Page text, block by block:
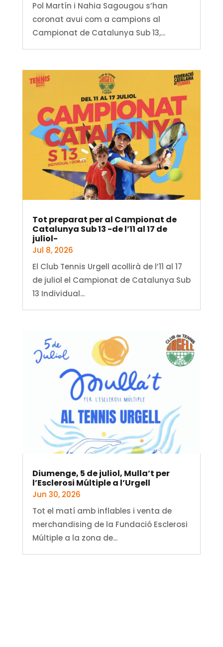
Pol Martín i Nahia Sagougou s’han
coronat avui com a campions al
Campionat de Catalunya Sub 13,...
Tot preparat per al Campionat de
Catalunya Sub 13 -de l’11 al 17 de
juliol-
Jul 8, 2026
El Club Tennis Urgell acollirà de l’11 al 17
de juliol el Campionat de Catalunya Sub
13 Individual...
Diumenge, 5 de juliol, Mulla’t per
l’Esclerosi Múltiple a l’Urgell
Jun 30, 2026
Tot el matí amb inflables i venta de
merchandising de la Fundació Esclerosi
Múltiple a la zona de...